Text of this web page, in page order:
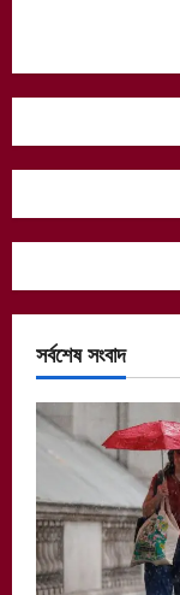
সর্বশেষ সংবাদ